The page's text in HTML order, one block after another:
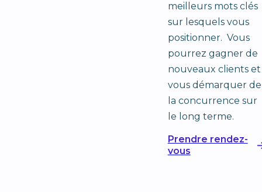
meilleurs mots clés
sur lesquels vous
positionner. Vous
pourrez gagner de
nouveaux clients et
vous démarquer de
la concurrence sur
le long terme.
Prendre rendez-
vous